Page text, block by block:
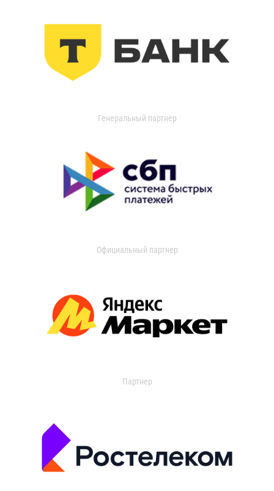
Генеральный партнер
Официальный партнер
Партнер